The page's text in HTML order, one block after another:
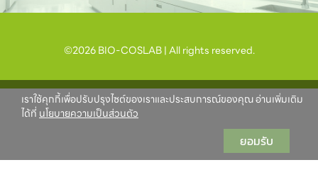
©2026 BIO-COSLAB | All rights reserved.
เราใช้คุกกี้เพื่อปรับปรุงไซต์ของเราและประสบการณ์ของคุณ อ่านเพิ่มเติม
ได้ที่ นโยบายความเป็นส่วนตัว
ยอมรับ